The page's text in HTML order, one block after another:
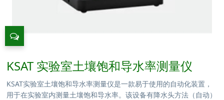
KSAT 实验室土壤饱和导水率测量仪
KSAT实验室土壤饱和导水率测量仪是一款易于使用的自动化装置，
用于在实验室内测量土壤饱和导水率。该设备有降水头方法（自动）